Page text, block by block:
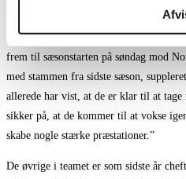
sikret en sæson mere i 2. division –
“Jeg føler, jeg har fundet mig godt til
frem til sæsonstarten på søndag mod
med stammen fra sidste sæson,
allerede har vist, at de er klar til at tage
sikker på, at de kommer til at vokse
skabe nogle stærke præstationer.”
De øvrige i teamet er som sidste år